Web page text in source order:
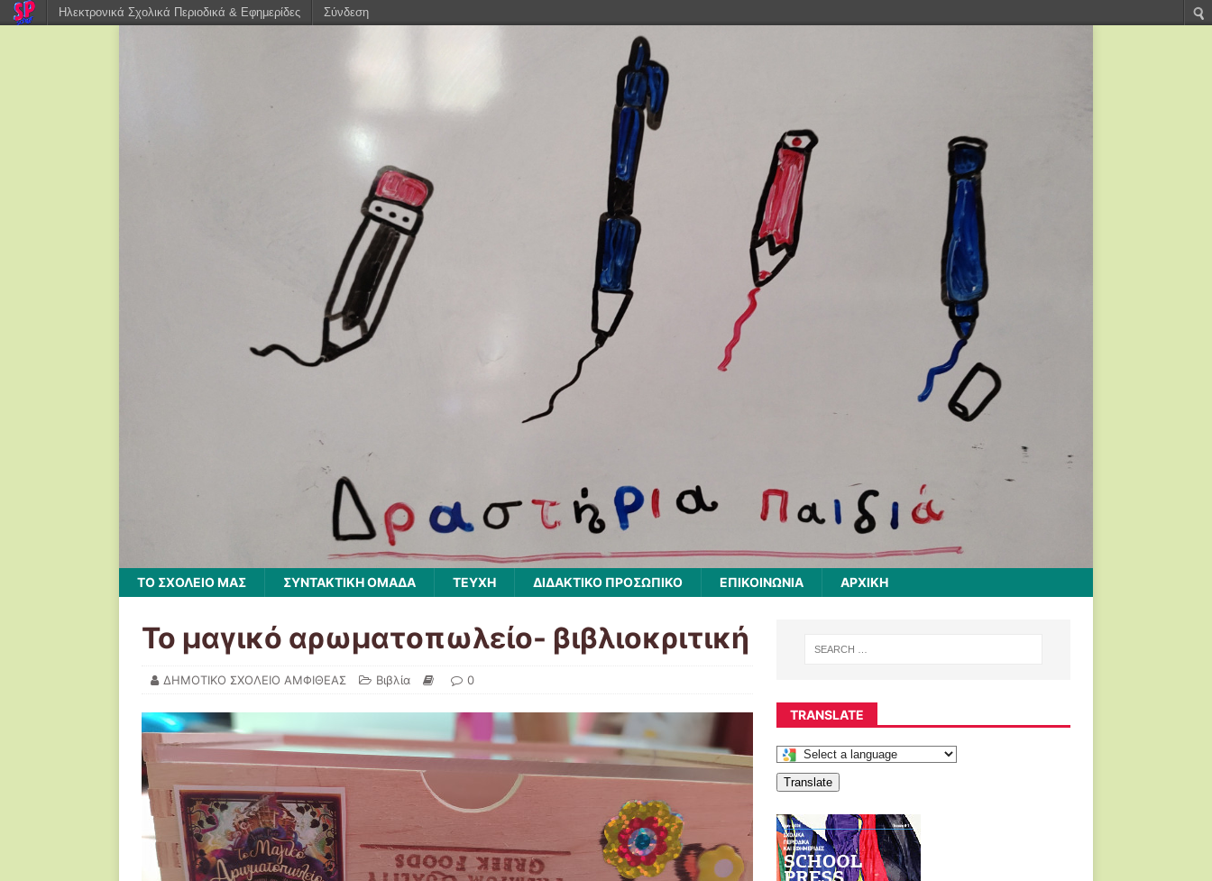
ΤΟ ΣΧΟΛΕΙΟ ΜΑΣ ΣΥΝΤΑΚΤΙΚΗ ΟΜΑΔΑ ΤΕΥΧΗ ΔΙΔΑΚΤΙΚΌ ΠΡΟΣΩΠΙΚΌ ΕΠΙΚΟΙΝΩΝΙΑ ΑΡΧΙΚΉ
Το μαγικό αρωματοπωλείο- βιβλιοκριτική
ΔΗΜΟΤΙΚΟ ΣΧΟΛΕΙΟ ΑΜΦΙΘΕΑΣ Βιβλία 0
TRANSLATE
Translate
Ηλεκτρονικά Σχολικά Περιοδικά & Εφημερίδες Σύνδεση